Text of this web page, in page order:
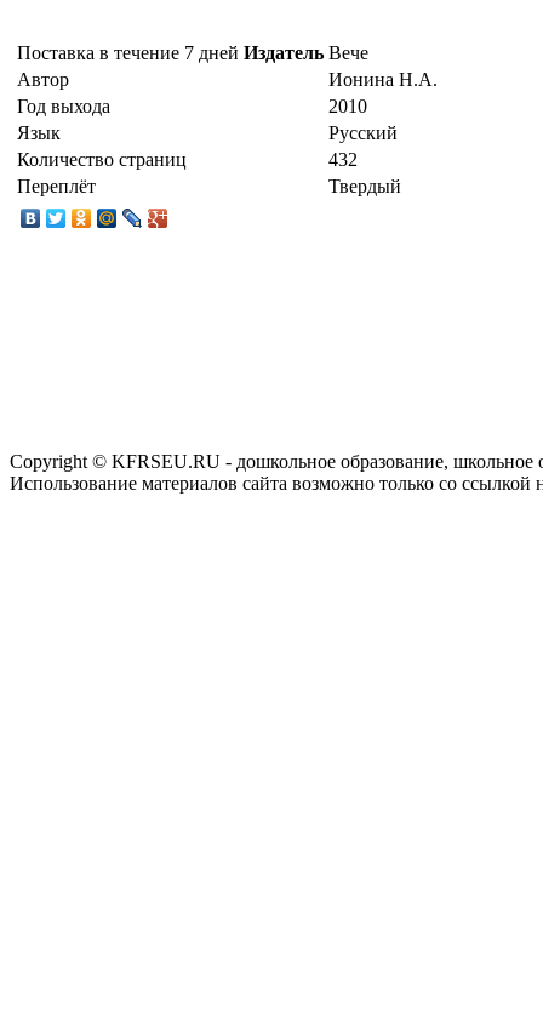
Поставка в течение 7 дней Издатель Вече
Автор
Ионина Н.А.
Год выхода
2010
Язык
Русский
Количество страниц
432
Переплёт
Твердый
Copyright © KFRSEU.RU - дошкольное образование, школьное
Использование материалов сайта возможно только со ссылкой